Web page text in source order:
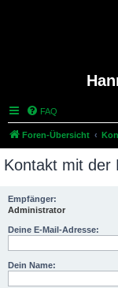
FAQ
Foren-Übersicht
Kontakt mit der
Empfänger:
Administrator
Deine E-Mail-Adresse:
Dein Name: